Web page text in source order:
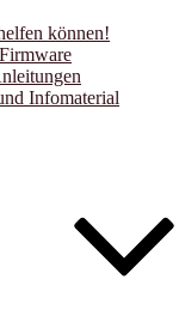
können!
Infomaterial